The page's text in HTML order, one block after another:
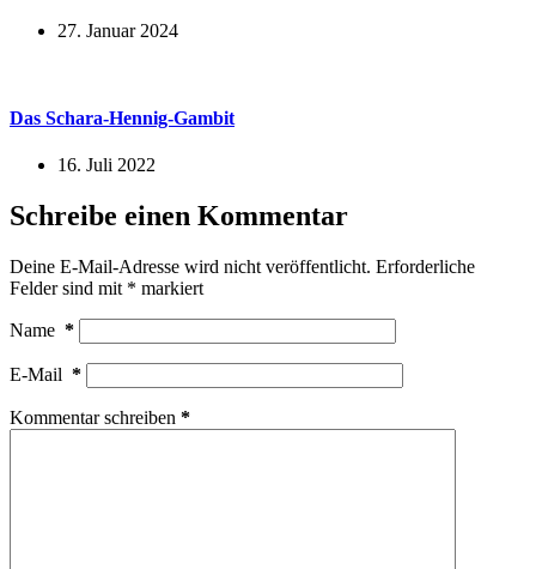
27. Januar 2024
Das Schara-Hennig-Gambit
16. Juli 2022
Schreibe einen Kommentar
Deine E-Mail-Adresse wird nicht veröffentlicht. Erforderliche
Felder sind mit * markiert
Name *
E-Mail *
Kommentar schreiben *